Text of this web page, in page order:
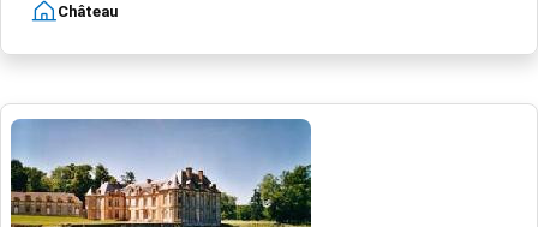
Château